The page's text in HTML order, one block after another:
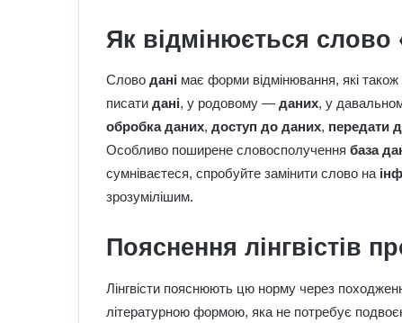
Як відмінюється слово
Слово дані має форми відмінювання, які
писати дані, у родовому — даних, у
обробка даних, доступ до даних, передати
Особливо поширене словосполучення база
сумніваєтеся, спробуйте замінити слово на
зрозумілішим.
Пояснення лінгвістів
Лінгвісти пояснюють цю норму через
літературною формою, яка не потребує